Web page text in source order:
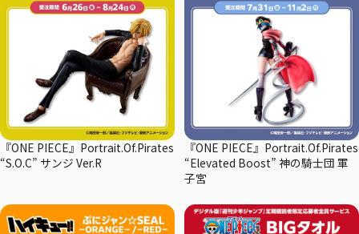
『ONE PIECE』Portrait.Of.Pirates
“S.O.C” サンジ Ver.R
『ONE PIECE』Portrait.Of.Pirates
“Elevated Boost” 神の騎士団 軍
子宮